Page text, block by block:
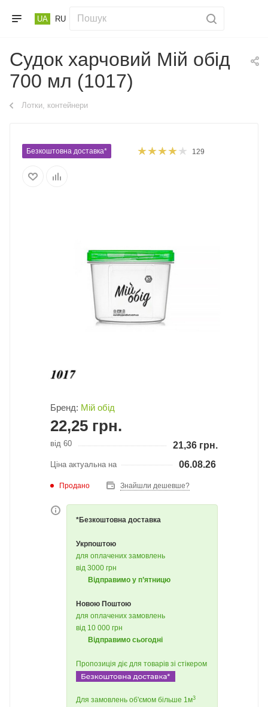
UA RU
Судок харчовий Мій обід
700 мл (1017)
Лотки, контейнери
Безкоштовна доставка* 129
Бренд: Мій обід
22,25 грн.
від 60 21,36 грн.
Ціна актуальна на 06.08.26
Продано Знайшли дешевше?
*Безкоштовна доставка
Укрпоштою
для оплачених замовлень
від 3000 грн
Відправимо у п’ятницю
Новою Поштою
для оплачених замовлень
від 10 000 грн
Відправимо сьогодні
Пропозиція діє для товарів зі стікером
Для замовлень об'ємом більше 1м3